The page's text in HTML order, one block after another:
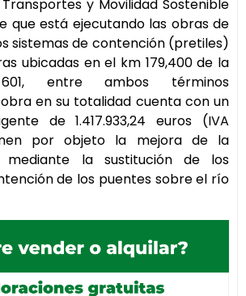
y Movilidad Sostenible
que está ejecutando las obras de
sistemas de contención (pretiles)
ubicadas en el km 179,400 de la
entre ambos términos
obra en su totalidad cuenta con un
de 1.417.933,24 euros (IVA
por objeto la mejora de la
mediante la sustitución de los
de los puentes sobre el río